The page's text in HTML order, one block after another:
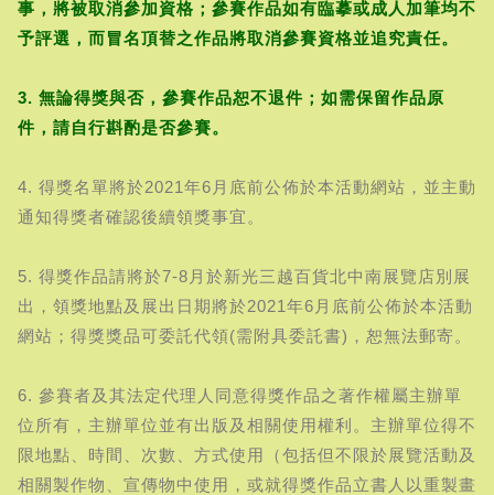
事，將被取消參加資格；參賽作品如有臨摹或成人加筆均不
予評選，而冒名頂替之作品將取消參賽資格並追究責任。
3. 無論得獎與否，參賽作品恕不退件；如需保留作品原
件，請自行斟酌是否參賽。
4. 得獎名單將於2021年6月底前公佈於本活動網站，並主動
通知得獎者確認後續領獎事宜。
5. 得獎作品請將於7-8月於新光三越百貨北中南展覽店別展
出，領獎地點及展出日期將於2021年6月底前公佈於本活動
網站；得獎獎品可委託代領(需附具委託書)，恕無法郵寄。
6. 參賽者及其法定代理人同意得獎作品之著作權屬主辦單
位所有，主辦單位並有出版及相關使用權利。主辦單位得不
限地點、時間、次數、方式使用（包括但不限於展覽活動及
相關製作物、宣傳物中使用，或就得獎作品立書人以重製畫